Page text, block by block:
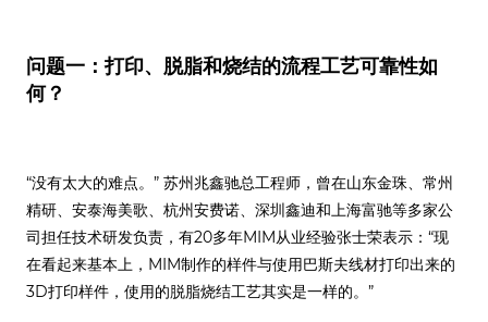
问题一：打印、脱脂和烧结的流程工艺可靠性如
何？
“没有太大的难点。” 苏州兆鑫驰总工程师，曾在山东金珠、常州
精研、安泰海美歌、杭州安费诺、深圳鑫迪和上海富驰等多家公
司担任技术研发负责，有20多年MIM从业经验张士荣表示：“现
在看起来基本上，MIM制作的样件与使用巴斯夫线材打印出来的
3D打印样件，使用的脱脂烧结工艺其实是一样的。”